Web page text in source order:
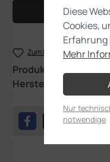
In
Zum Merkzettel
Produktnummer:
Hersteller:
Games
Diese
Cookies,
Erfahrung
Mehr
Nur
notwendige